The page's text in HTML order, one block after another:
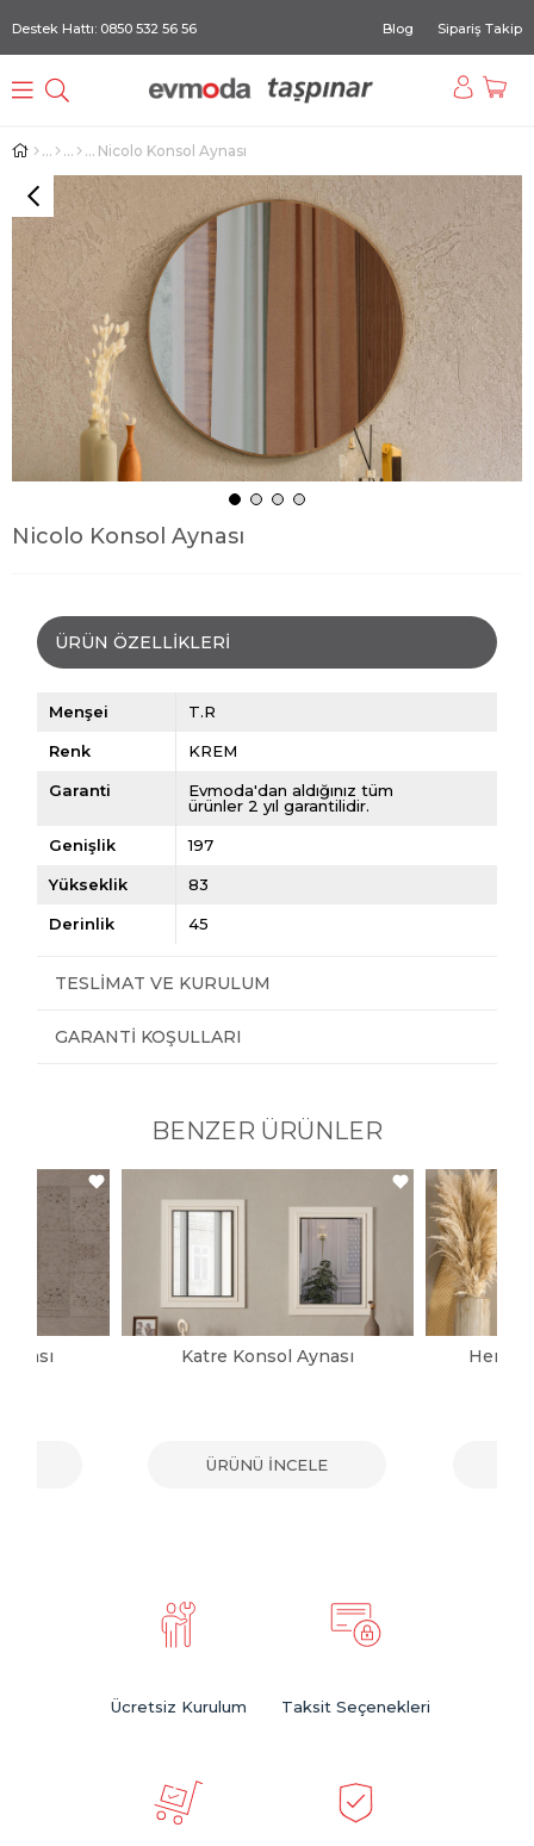
Destek Hattı: 0850 532 56 56 Blog Sipariş Takip
Nicolo Konsol Aynası
Nicolo Konsol Aynası
ÜRÜN ÖZELLIKLERI
Menşei T.R
Renk KREM
Garanti
Evmoda'dan aldığınız tüm
ürünler 2 yıl garantilidir.
Genişlik 197
Yükseklik 83
Derinlik 45
TESLIMAT VE KURULUM
GARANTI KOŞULLARI
BENZER ÜRÜNLER
Katre Konsol Aynası
ÜRÜNÜ İNCELE
Ücretsiz Kurulum Taksit Seçenekleri